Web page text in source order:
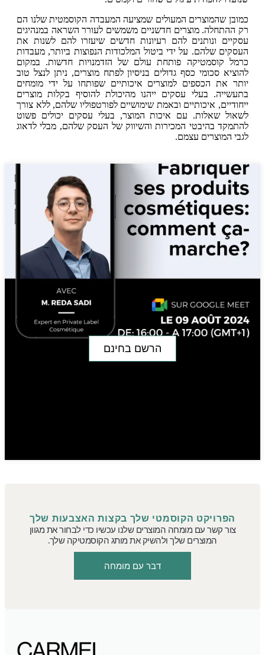
כמובן שהמוצרים המעולים שמציעה המעבדה הקוסמטית שלנו הם
רק ההתחלה. מוצרים חדשניים משמשים לעורר השראה במנהיגים
עסקיים ונותנים להם רעיונות חדשים שיעזרו להם לשנות את
העסקים שלהם. על ידי ביטול המלכודות הנפוצות ביותר, מעבדות
כרמל קוסמטיקה פותחת עולם של הזדמנויות חדשות. במקום
להוציא סכומי כסף גדולים בניסיון לפתח מוצרים, ניתן לנצל טוב
יותר את הכספים למוצרים איכותיים שפותחו על ידי מומחים
בתעשייה. בעלי עסקים ייהנו מהיכולת להוסיף בקלות מוצרים
ייחודיים, איכותיים ובאמת שימושיים לפורטפוליו שלהם, ללא צורך
לשאול שאלות. עם איכות המוצר, בעלי עסקים יכולים פשוט
להתמקד בהיבטי המכירות והשיווק של העסק שלהם, מבלי לדאוג
לגבי המוצרים עצמם.
הרשם בחינם
הפרויקט הקוסמטי שלך בקצות האצבעות שלך
צור קשר עם מומחה המוצרים שלנו עכשיו כדי לבחור את מגוון
המוצרים שלך ולהשיק את מותג הקוסמטיקה שלך.
דבר עם מומחה